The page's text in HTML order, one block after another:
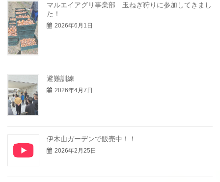
マルエイアグリ事業部 玉ねぎ狩りに参加してきまし
た！
2026年6月1日
避難訓練
2026年4月7日
伊木山ガーデンで販売中！！
2026年2月25日